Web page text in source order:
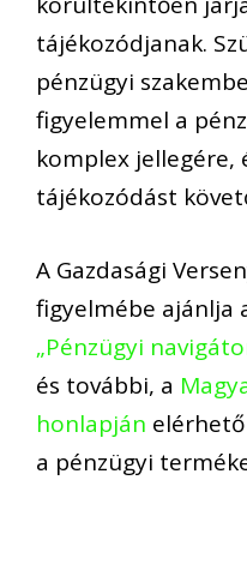
tájékozódjanak.
pénzügyi
figyelemmel a
komplex jellegére,
tájékozódást
A Gazdasági
figyelmébe ajánlja
„Pénzügyi
és további, a
honlapján
a pénzügyi